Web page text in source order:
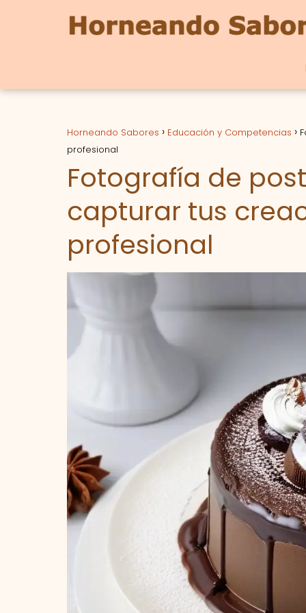
Horneando Sabores Educación y Competencias
profesional
Fotografía de
capturar tus
profesional